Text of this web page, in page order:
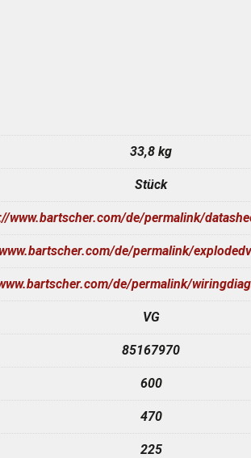
33,8 kg
Stück
www.bartscher.com/de/permalink/
de/permalink/
de/permalink/
VG
85167970
600
470
225